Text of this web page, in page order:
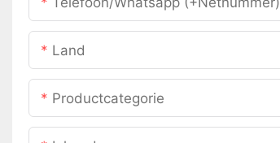
Land
Productcategorie